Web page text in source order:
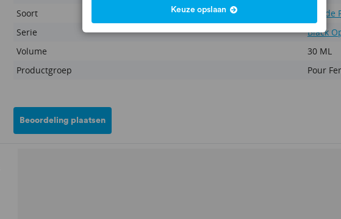
Soort
Eau
Serie
Black
Volume
30 ML
Productgroep
Pour
Beoordeling plaatsen
Keuze opslaan